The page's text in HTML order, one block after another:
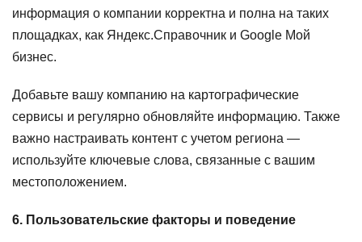
информация о компании корректна и полна на таких
площадках, как Яндекс.Справочник и Google Мой
бизнес.
Добавьте вашу компанию на картографические
сервисы и регулярно обновляйте информацию. Также
важно настраивать контент с учетом региона —
используйте ключевые слова, связанные с вашим
местоположением.
6. Пользовательские факторы и поведение